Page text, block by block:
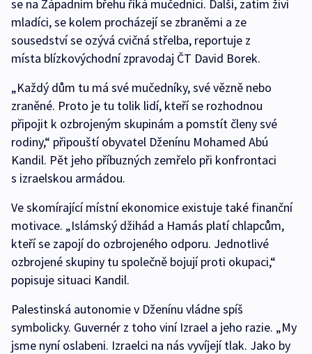
se na Západním břehu říká mučedníci. Další, zatím živí
mladíci, se kolem procházejí se zbraněmi a ze
sousedství se ozývá cvičná střelba, reportuje z
místa blízkovýchodní zpravodaj ČT David Borek.
„Každý dům tu má své mučedníky, své vězně nebo
zraněné. Proto je tu tolik lidí, kteří se rozhodnou
připojit k ozbrojeným skupinám a pomstít členy své
rodiny,“ připouští obyvatel Dženínu Mohamed Abú
Kandil. Pět jeho příbuzných zemřelo při konfrontaci
s izraelskou armádou.
Ve skomírající místní ekonomice existuje také finanční
motivace. „Islámský džihád a Hamás platí chlapcům,
kteří se zapojí do ozbrojeného odporu. Jednotlivé
ozbrojené skupiny tu společně bojují proti okupaci,“
popisuje situaci Kandil.
Palestinská autonomie v Dženínu vládne spíš
symbolicky. Guvernér z toho viní Izrael a jeho razie. „My
jsme nyní oslabeni. Izraelci na nás vyvíjejí tlak. Jako by